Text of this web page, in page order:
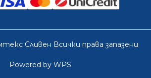
Сливен Всички права запазени
Powered by WPS